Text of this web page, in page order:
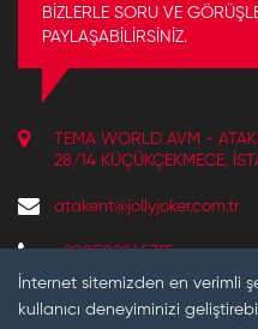
İnternet sitemizden en verimli
kullanıcı deneyiminizi
BİZLERLE SORU VE
PAYLAŞABİLİRSİNİZ.
TEMA WORLD AVM -
28/14 KÜÇÜKÇEKMECE,
atakent@jollyjoker.com.tr
+908502845395
REZERVASYON VE BILGI
10:30 - 22:00